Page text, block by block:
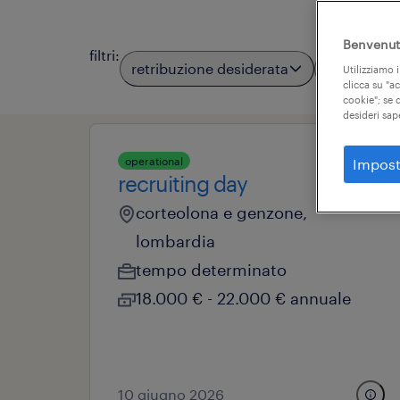
filtri:
retribuzione desiderata località
operational
recruiting day
corteolona e genzone,
lombardia
tempo determinato
18.000 € - 22.000 € annuale
10 giugno 2026
Utilizziamo
clicca su
cookie"; se
desideri